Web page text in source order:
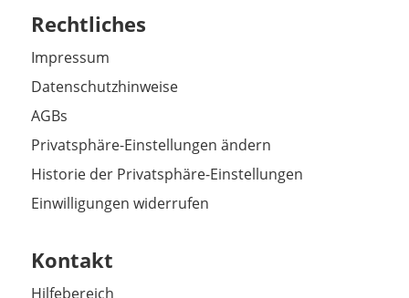
Rechtliches
Impressum
Datenschutzhinweise
AGBs
Privatsphäre-Einstellungen ändern
Historie der Privatsphäre-Einstellungen
Einwilligungen widerrufen
Kontakt
Hilfebereich